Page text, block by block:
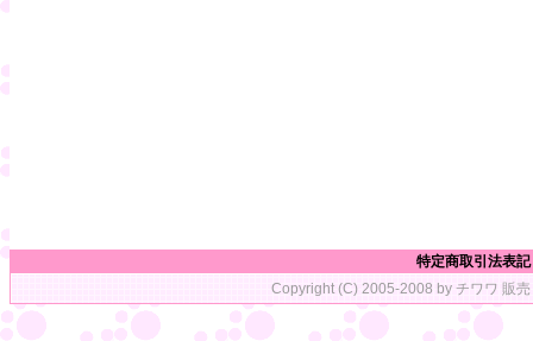
特定商取引法表記
Copyright (C) 2005-2008 by チワワ 販